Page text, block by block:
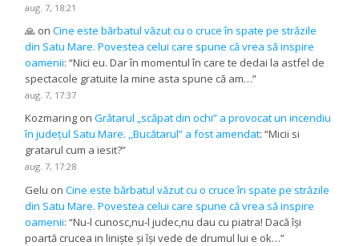
aug. 7, 18:21
🙏 onCine este bărbatul văzut cu o cruce în spate pe străzile
din Satu Mare. Povestea celui care spune că vrea să inspire
oamenii: “Nici eu. Dar în momentul în care te dedai la astfel de
spectacole gratuite la mine asta spune că am…”
aug. 7, 17:37
Kozmaring onGrătarul „scăpat din ochi” a provocat un incendiu
în județul Satu Mare. ,,Bucătarul” a fost amendat: “Micii si
gratarul cum a iesit?”
aug. 7, 17:28
Gelu onCine este bărbatul văzut cu o cruce în spate pe străzile
din Satu Mare. Povestea celui care spune că vrea să inspire
oamenii: “Nu-l cunosc,nu-l judec,nu dau cu piatra! Dacă își
poartă crucea in liniște și își vede de drumul lui e ok…”